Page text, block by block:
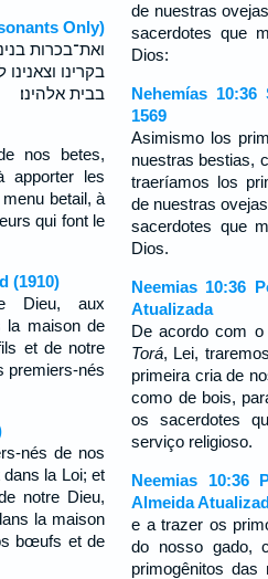
Only)
ואת־בכרות
בקרינו
בבית אלהינו׃
nos betes,
les
betail, à
qui font le
(1910)
Dieu, aux
la maison de
et de notre
premiers-nés
nés de nos
la Loi; et
notre Dieu,
la maison
bœufs et de
de nuestras
sacerdotes que
Dios:
Nehemías
1569
Asimismo los
nuestras bestias,
traeríamos los
de nuestras
sacerdotes que
Dios.
Neemias 10:36
Atualizada
De acordo com
Torá, Lei,
primeira cria de
como de bois,
os sacerdotes
serviço religioso.
Neemias 10:36
Almeida
e a trazer os
do nosso gado,
primogênitos